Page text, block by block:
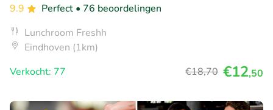
9.9 Perfect • 76 beoordelingen
Lunchroom Freshh
Eindhoven (1km)
Verkocht: 77
€18,70 €12,50